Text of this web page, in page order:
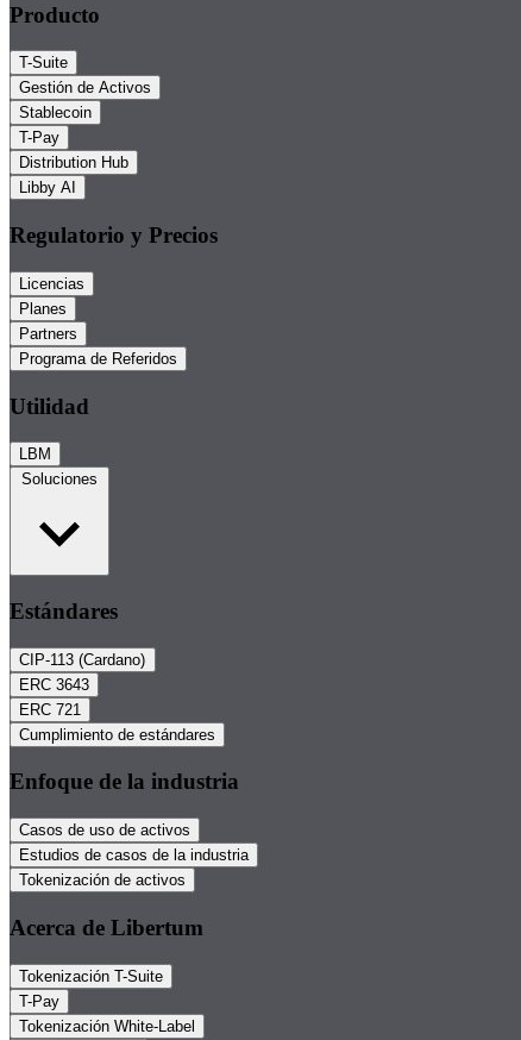
Producto
T-Suite
Gestión de Activos
Stablecoin
T-Pay
Distribution Hub
Libby AI
Regulatorio y Precios
Licencias
Planes
Partners
Programa de Referidos
Utilidad
LBM
Soluciones
Estándares
CIP-113 (Cardano)
ERC 3643
ERC 721
Cumplimiento de estándares
Enfoque de la industria
Casos de uso de activos
Estudios de casos de la industria
Tokenización de activos
Acerca de Libertum
Tokenización T-Suite
T-Pay
Tokenización White-Label